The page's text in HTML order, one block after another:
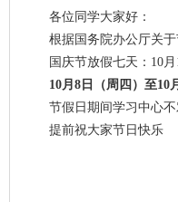
各位同学大家好：
根据国务院办公厅关
国庆节放假七天：10
10月8日（周四）至10
节假日期间学习中心
提前祝大家节日快乐